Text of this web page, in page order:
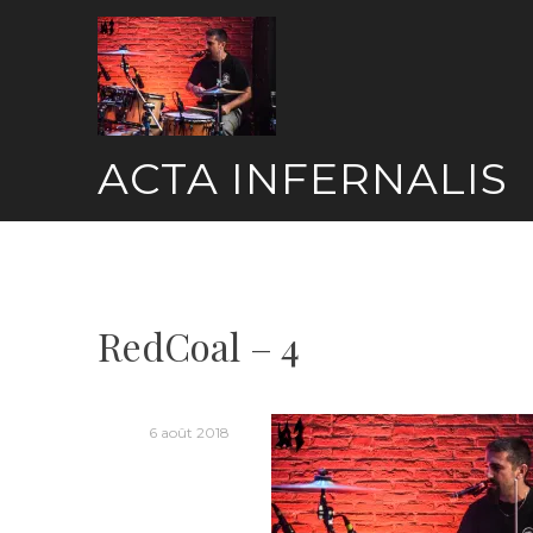
ACTA INFERNALIS
RedCoal – 4
6 août 2018